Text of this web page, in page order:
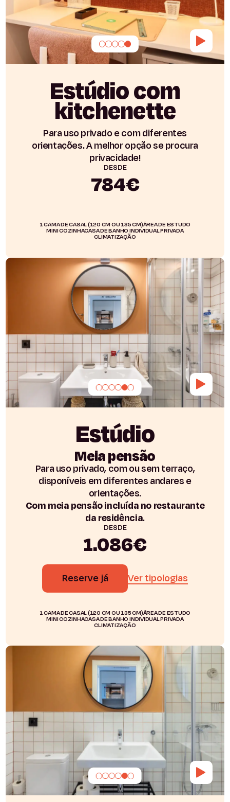
Estúdio com
kitchenette
Para uso privado e com diferentes
orientações. A melhor opção se procura
privacidade!
DESDE
784€
1 CAMA DE CASAL (120 CM OU 135 CM)ÁREA DE ESTUDO
MINI COZINHACASA DE BANHO INDIVIDUAL PRIVADA
CLIMATIZAÇÃO
Estúdio
Meia pensão
Para uso privado, com ou sem terraço,
disponíveis em diferentes andares e
orientações.
Com meia pensão incluída no restaurante
da residência.
DESDE
1.086€
Reserve já Ver tipologias
1 CAMA DE CASAL (120 CM OU 135 CM)ÁREA DE ESTUDO
MINI COZINHACASA DE BANHO INDIVIDUAL PRIVADA
CLIMATIZAÇÃO